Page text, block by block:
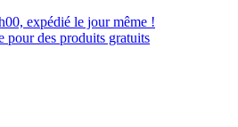
expédié le jour même !
pour des produits gratuits